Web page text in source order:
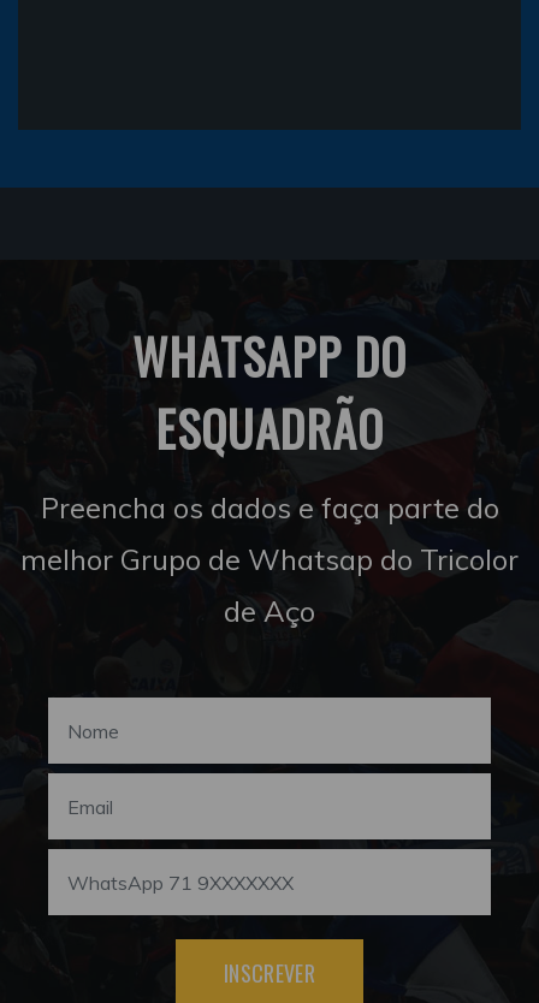
WHATSAPP DO
ESQUADRÃO
Preencha os dados e faça parte do
melhor Grupo de Whatsap do Tricolor
de Aço
INSCREVER